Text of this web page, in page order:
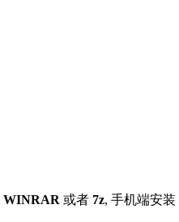
WINRAR 或者 7z, 手机端安装